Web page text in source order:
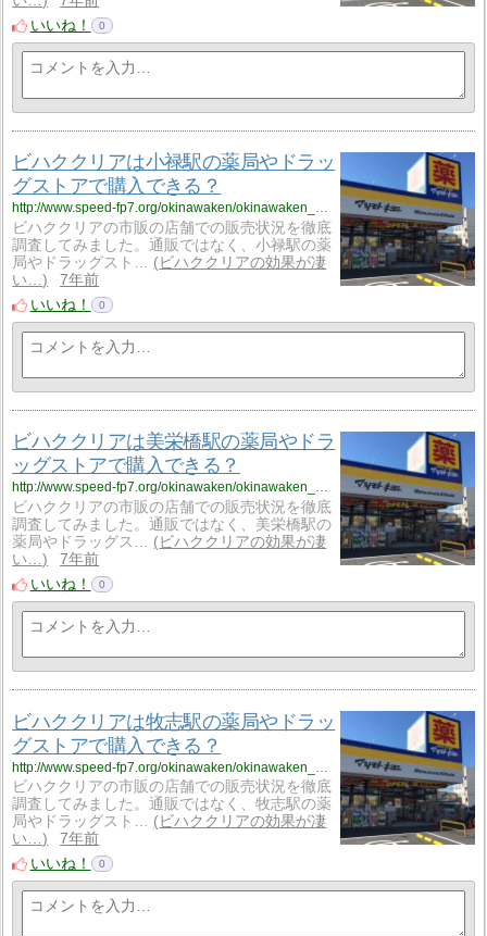
いいね！
0
ビハククリアは小禄駅の薬局やドラッ
グストアで購入できる？
http://www.speed-fp7.org/okinawaken/okinawaken_1/okinawaken_1_skinny12/
ビハククリアの市販の店舗での販売状況を徹底
調査してみました。通販ではなく、小禄駅の薬
局やドラッグスト…
ビハククリアの効果が凄
い…
7年前
いいね！
0
ビハククリアは美栄橋駅の薬局やドラ
ッグストアで購入できる？
http://www.speed-fp7.org/okinawaken/okinawaken_1/okinawaken_1_skinny13/
ビハククリアの市販の店舗での販売状況を徹底
調査してみました。通販ではなく、美栄橋駅の
薬局やドラッグス…
ビハククリアの効果が凄
い…
7年前
いいね！
0
ビハククリアは牧志駅の薬局やドラッ
グストアで購入できる？
ビハククリアの市販の店舗での販売状況を徹底
調査してみました。通販ではなく、牧志駅の薬
局やドラッグスト…
ビハククリアの効果が凄
い…
7年前
いいね！
0